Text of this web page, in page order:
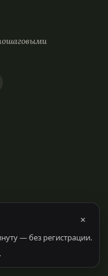
×
— без регистрации.